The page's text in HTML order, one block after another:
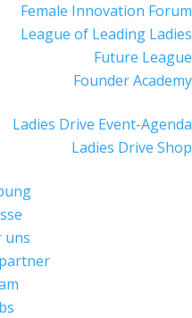
Female Innovation Forum
League of Leading Ladies
Future League
Founder Academy
Ladies Drive Event-Agenda
Ladies Drive Shop
uns